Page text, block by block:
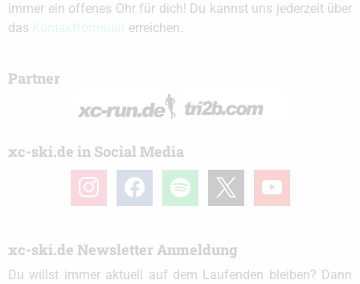
immer ein offenes Ohr für dich! Du kannst uns jederzeit über
das
erreichen.
Partner
xc-ski.de in Social Media
instagramfacebook spotify youtube
xc-ski.de Newsletter Anmeldung
Du willst immer aktuell auf dem Laufenden bleiben? Dann